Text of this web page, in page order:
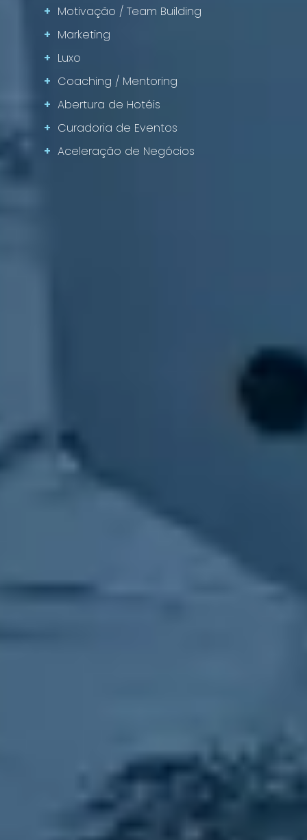
+ Motivação / Team Building
+ Marketing
+ Luxo
+ Coaching / Mentoring
+ Abertura de Hotéis
+ Curadoria de Eventos
+ Aceleração de Negócios